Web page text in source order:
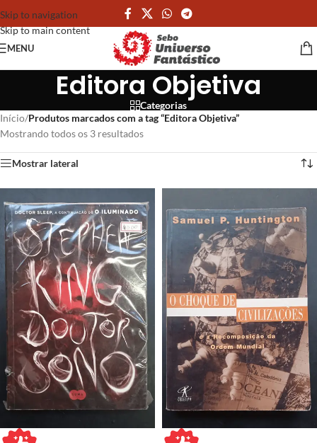
Skip to navigation
Skip to main content
MENU
Editora Objetiva
Categorias
Início/Produtos marcados com a tag “Editora Objetiva”
Mostrando todos os 3 resultados
Mostrar lateral